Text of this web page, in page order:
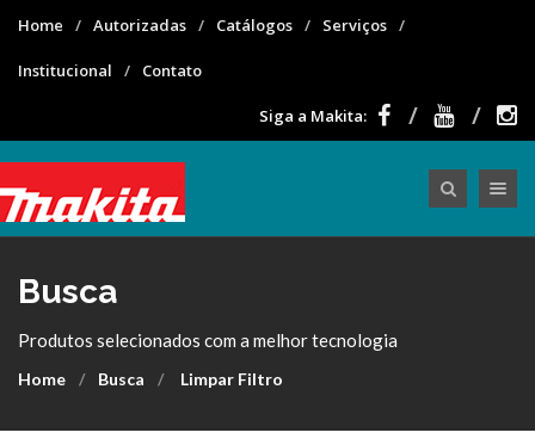
Home Autorizadas Catálogos Serviços
Institucional Contato
Siga a Makita:
Busca
Produtos selecionados com a melhor tecnologia
Home Busca Limpar Filtro